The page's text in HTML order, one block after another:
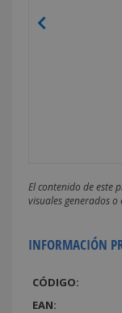
El contenido de este
visuales generados
INFORMACIÓN
CÓDIGO:
EAN: